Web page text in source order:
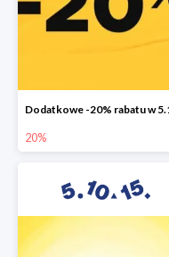
20%